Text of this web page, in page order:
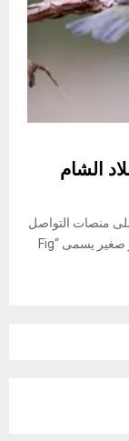
الشام
منصات التواصل
الاجتماعي ، وأظهرت مقاطع فيديو تُظهر صيد طائر صغير يسمى “Fig